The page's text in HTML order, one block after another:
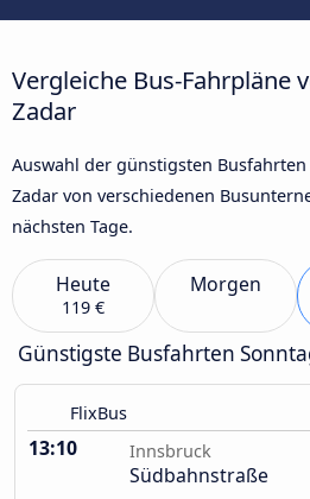
Vergleiche Bus-Fahrpläne
Zadar
Auswahl der günstigsten
Zadar von verschiedenen
nächsten Tage.
Heute
119 €
Morgen
Günstigste Busfahrten
FlixBus
13:10 Innsbruck
Südbahnstraße